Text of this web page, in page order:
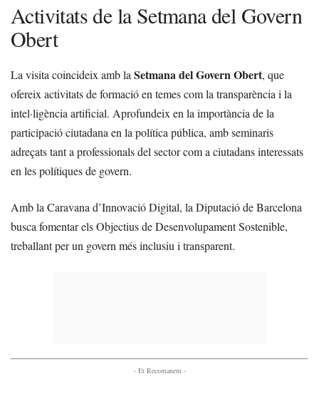
Activitats de la Setmana del Govern
Obert
La visita coincideix amb la Setmana del Govern Obert, que
ofereix activitats de formació en temes com la transparència i la
intel·ligència artificial. Aprofundeix en la importància de la
participació ciutadana en la política pública, amb seminaris
adreçats tant a professionals del sector com a ciutadans interessats
en les polítiques de govern.
Amb la Caravana d’Innovació Digital, la Diputació de Barcelona
busca fomentar els Objectius de Desenvolupament Sostenible,
treballant per un govern més inclusiu i transparent.
- Et Recomanem -